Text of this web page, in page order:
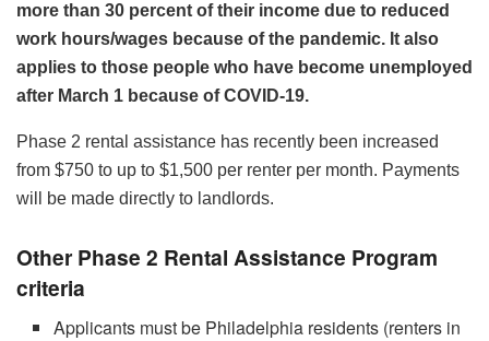
more than 30 percent of their income due to reduced
work hours/wages because of the pandemic. It also
applies to those people who have become unemployed
after March 1 because of COVID-19.
Phase 2 rental assistance has recently been increased
from $750 to up to $1,500 per renter per month. Payments
will be made directly to landlords.
Other Phase 2 Rental Assistance Program
criteria
Applicants must be Philadelphia residents (renters in